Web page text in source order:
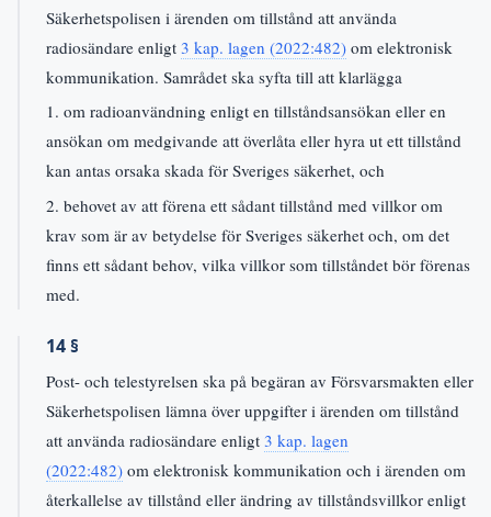
Säkerhetspolisen i ärenden om tillstånd att använda
radiosändare enligt 3 kap. lagen (2022:482) om elektronisk
kommunikation. Samrådet ska syfta till att klarlägga
1. om radioanvändning enligt en tillståndsansökan eller en
ansökan om medgivande att överlåta eller hyra ut ett tillstånd
kan antas orsaka skada för Sveriges säkerhet, och
2. behovet av att förena ett sådant tillstånd med villkor om
krav som är av betydelse för Sveriges säkerhet och, om det
finns ett sådant behov, vilka villkor som tillståndet bör förenas
med.
14 §
Post- och telestyrelsen ska på begäran av Försvarsmakten eller
Säkerhetspolisen lämna över uppgifter i ärenden om tillstånd
att använda radiosändare enligt 3 kap. lagen
(2022:482) om elektronisk kommunikation och i ärenden om
återkallelse av tillstånd eller ändring av tillståndsvillkor enligt